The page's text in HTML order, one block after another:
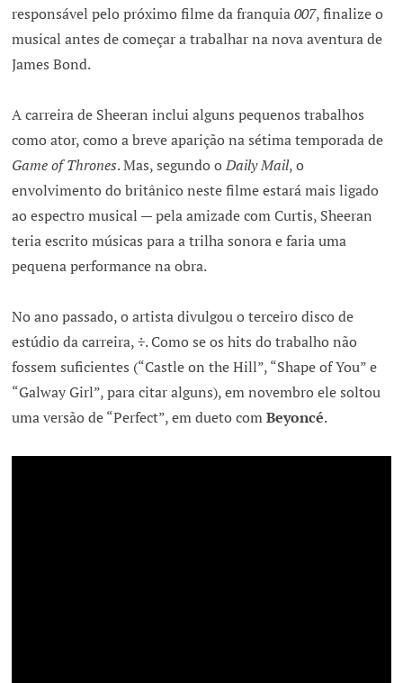
responsável pelo próximo filme da franquia007, finalize o
musical antes de começar a trabalhar na nova aventura de
James Bond.
A carreira de Sheeran inclui alguns pequenos trabalhos
como ator, como a breve aparição na sétima temporada de
Game of Thrones. Mas, segundo oDaily Mail, o
envolvimento do britânico neste filme estará mais ligado
ao espectro musical — pela amizade com Curtis, Sheeran
teria escrito músicas para a trilha sonora e faria uma
pequena performance na obra.
No ano passado, o artista divulgou o terceiro disco de
estúdio da carreira,÷. Como se os hits do trabalho não
fossem suficientes (“Castle on the Hill”, “Shape of You” e
“Galway Girl”, para citar alguns), em novembro ele soltou
uma versão de “Perfect”, em dueto comBeyoncé.